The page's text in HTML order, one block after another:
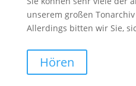
unserem großen
Allerdings bitten wir Sie,
Hören